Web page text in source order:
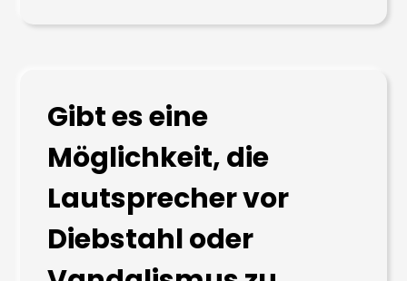
Gibt es eine
Möglichkeit, die
Lautsprecher vor
Diebstahl oder